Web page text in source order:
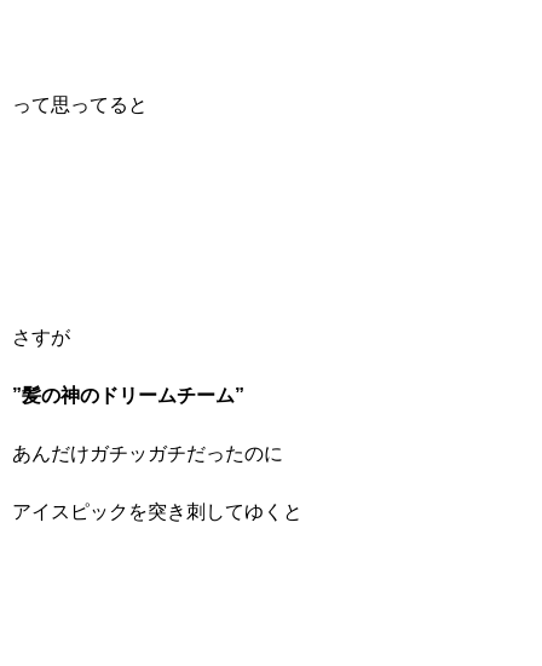
って思ってると
さすが
”髪の神のドリームチーム”
あんだけガチッガチだったのに
アイスピックを突き刺してゆくと